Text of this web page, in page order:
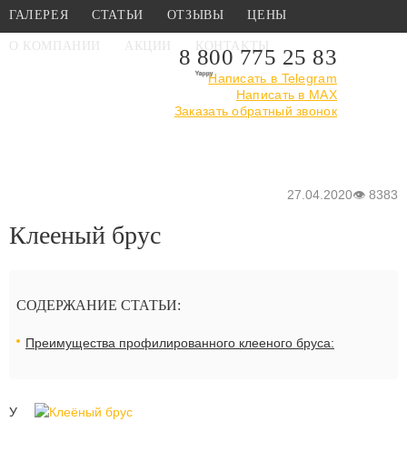
ГАЛЕРЕЯ СТАТЬИ ОТЗЫВЫ ЦЕНЫ
О КОМПАНИИ АКЦИИ КОНТАКТЫ
8 800 775 25 83
Написать в Telegram
Написать в MAX
Заказать обратный звонок
Клееный брус
27.04.2020👁 8383
Клееный брус
СОДЕРЖАНИЕ СТАТЬИ:
Преимущества профилированного клееного бруса:
У